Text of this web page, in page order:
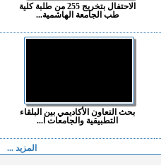
الاحتفال بتخريج 255 من طلبة كلية
طب الجامعة الهاشمية...
بحث التعاون الأكاديمي بين البلقاء
التطبيقية والجامعات ا...
المزيد ...